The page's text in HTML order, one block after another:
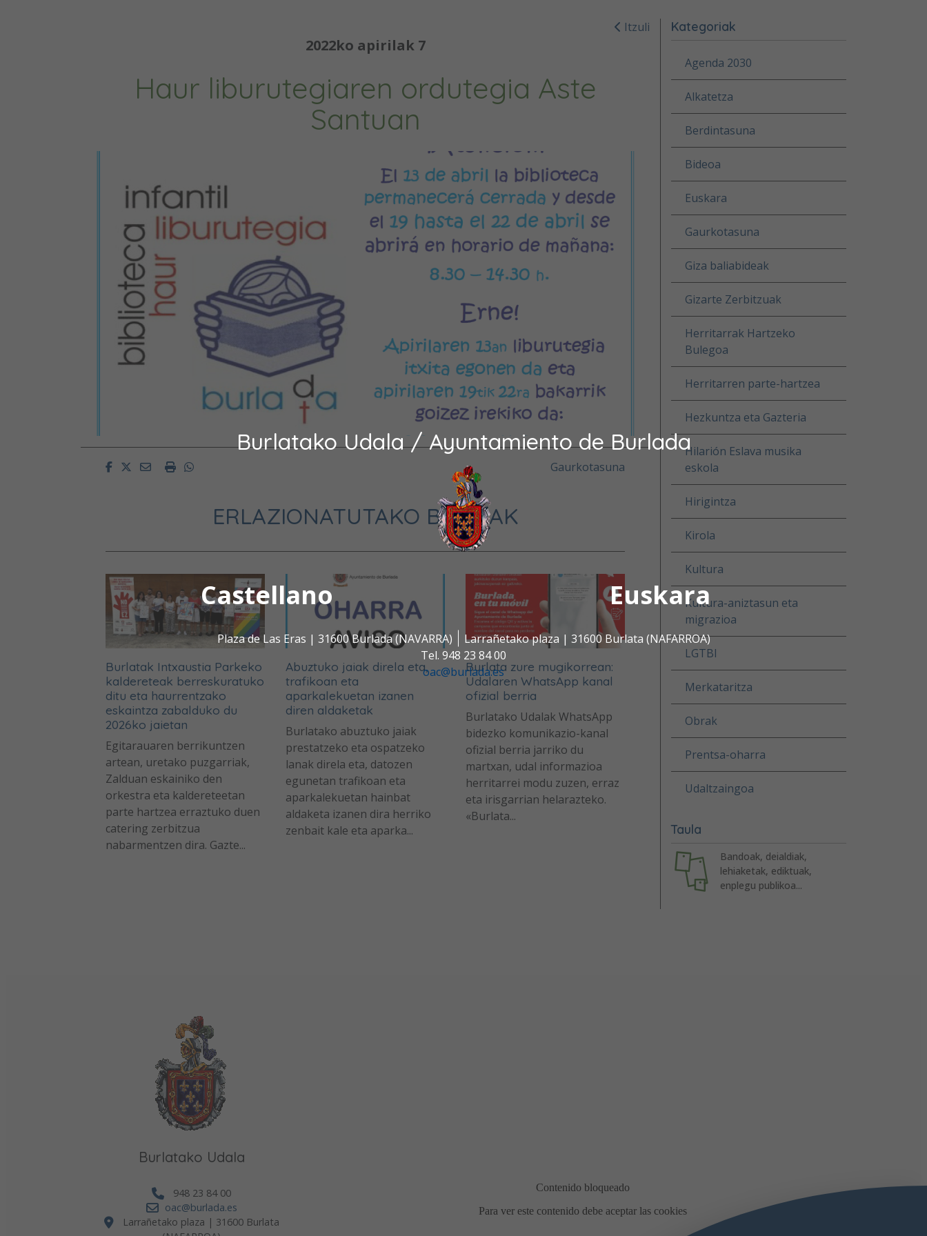
Burlatako Udala / Ayuntamiento de Burlada
Castellano Euskara
Plaza de Las Eras | 31600 Burlada (NAVARRA)
Larrañetako plaza | 31600 Burlata (NAFARROA)
Tel. 948 23 84 00
oac@burlada.es
Itzuli
2022ko apirilak 7
Haur liburutegiaren ordutegia Aste
Santuan
FacebookTwitterEmailImprimirWhatsapp Gaurkotasuna
ERLAZIONATUTAKO BERRIAK
Burlatak Intxaustia Parkeko
kaldereteak berreskuratuko
ditu eta haurrentzako
eskaintza zabalduko du
2026ko jaietan
Egitarauaren berrikuntzen
artean, uretako puzgarriak,
Zalduan eskainiko den
orkestra eta kaldereteetan
parte hartzea erraztuko duen
catering zerbitzua
nabarmentzen dira. Gazte...
Abuztuko jaiak direla eta,
trafikoan eta
aparkalekuetan izanen
diren aldaketak
Burlatako abuztuko jaiak
prestatzeko eta ospatzeko
lanak direla eta, datozen
egunetan trafikoan eta
aparkalekuetan hainbat
aldaketa izanen dira herriko
zenbait kale eta aparka...
Burlata zure mugikorrean:
Udalaren WhatsApp kanal
ofizial berria
Burlatako Udalak WhatsApp
bidezko komunikazio-kanal
ofizial berria jarriko du
martxan, udal informazioa
herritarrei modu zuzen, erraz
eta irisgarrian helarazteko.
«Burlata...
Kategoriak
Agenda 2030
Alkatetza
Berdintasuna
Bideoa
Euskara
Gaurkotasuna
Giza baliabideak
Gizarte Zerbitzuak
Herritarrak Hartzeko
Bulegoa
Herritarren parte-hartzea
Hezkuntza eta Gazteria
Hilarión Eslava musika
eskola
Hirigintza
Kirola
Kultura
Kultura-aniztasun eta
migrazioa
LGTBI
Merkataritza
Obrak
Prentsa-oharra
Udaltzaingoa
Taula
Bandoak, deialdiak,
lehiaketak, ediktuak,
enplegu publikoa...
Burlatako Udala
948 23 84 00
oac@burlada.es
Larrañetako plaza | 31600 Burlata